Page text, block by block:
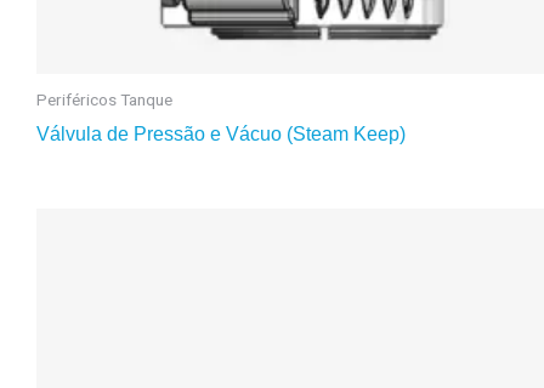
Periféricos Tanque
Válvula de Pressão e Vácuo (Steam Keep)